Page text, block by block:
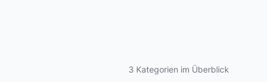
3 Kategorien im Überblick